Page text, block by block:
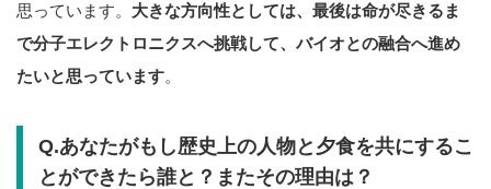
思っています。 大きな方向性としては、最後は命が尽きるま
で分子エレクトロニクスへ挑戦して、バイオとの融合へ進め
たいと思っています。
Q.あなたがもし歴史上の人物と夕食を共にするこ
とができたら誰と？またその理由は？